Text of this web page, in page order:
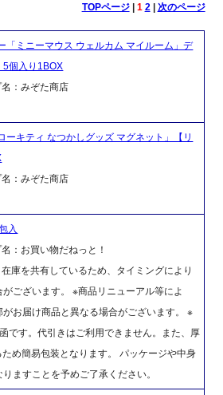
TOPページ| 1 2| 次のページ
「ミニーマウス ウェルカム マイルーム」デ
5個入り1BOX
：みぞた商店
ーキティ なつかしグッズ マグネット」【リ
：みぞた商店
入
：お買い物だねっと！
在庫を共有しているため、タイミングにより
ございます。 ※商品リニューアル等によ
お届け商品と異なる場合がございます。 ※
です。代引きはご利用できません。また、厚
め簡易包装となります。 パッケージや中身
ますことを予めご了承ください。